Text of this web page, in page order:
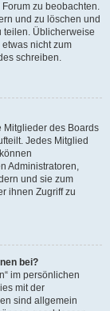
zu beobachten.
und zu löschen und
teilen. Üblicherweise
etwas nicht zum
schreiben.
Mitglieder des Boards
Jedes Mitglied
Administratoren,
und sie zum
ihnen Zugriff zu
bei?
im persönlichen
mit der
sind allgemein